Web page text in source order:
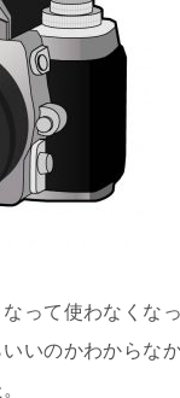
って使わなくな
いのかわからな